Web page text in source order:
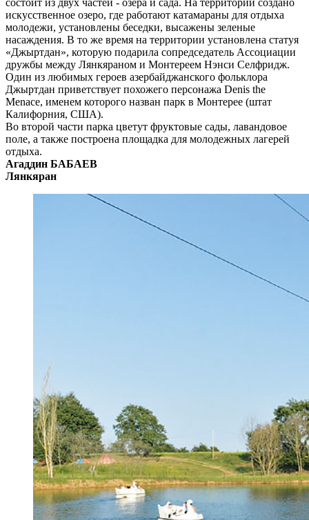
искусственное озеро, где работают катамараны для отдыха
молодежи, установлены беседки, высажены зеленые
насаждения. В то же время на территории установлена статуя
«Джыр­тдан», которую подарила сопредседатель Ассоциации
дружбы между Лянкяраном и Монтереем Нэнси Селфридж.
Один из любимых героев азербайджанского фольклора
Джыртдан приветствует похожего персонажа Denis the
Menace, именем которого назван парк в Монтерее (штат
Калифорния, США).
Во второй части парка цветут фруктовые сады, лавандовое
поле, а также построена площадка для молодежных лагерей
отдыха.
Агаддин БАБАЕВ
Лянкяран